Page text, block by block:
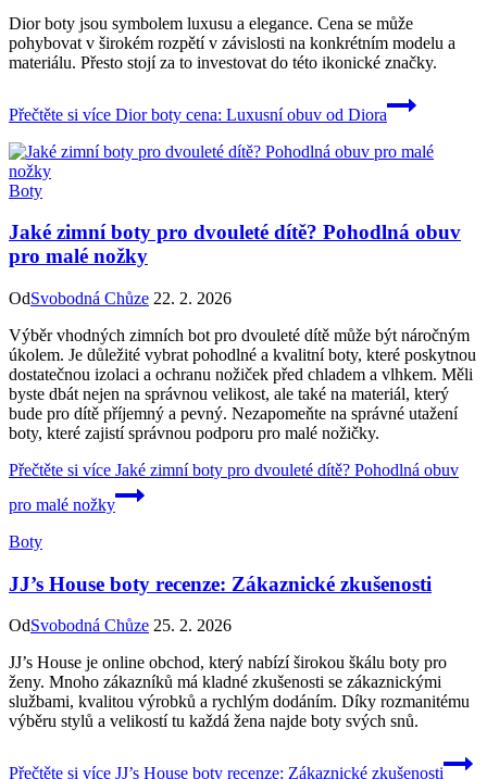
Dior boty jsou symbolem luxusu a elegance. Cena se může
pohybovat v širokém rozpětí v závislosti na konkrétním modelu a
materiálu. Přesto stojí za to investovat do této ikonické značky.
Přečtěte si více Dior boty cena: Luxusní obuv od Diora
Boty
Jaké zimní boty pro dvouleté dítě? Pohodlná obuv
pro malé nožky
OdSvobodná Chůze 22. 2. 2026
Výběr vhodných zimních bot pro dvouleté dítě může být náročným
úkolem. Je důležité vybrat pohodlné a kvalitní boty, které poskytnou
dostatečnou izolaci a ochranu nožiček před chladem a vlhkem. Měli
byste dbát nejen na správnou velikost, ale také na materiál, který
bude pro dítě příjemný a pevný. Nezapomeňte na správné utažení
boty, které zajistí správnou podporu pro malé nožičky.
Přečtěte si více Jaké zimní boty pro dvouleté dítě? Pohodlná obuv
pro malé nožky
Boty
JJ’s House boty recenze: Zákaznické zkušenosti
OdSvobodná Chůze 25. 2. 2026
JJ’s House je online obchod, který nabízí širokou škálu boty pro
ženy. Mnoho zákazníků má kladné zkušenosti se zákaznickými
službami, kvalitou výrobků a rychlým dodáním. Díky rozmanitému
výběru stylů a velikostí tu každá žena najde boty svých snů.
Přečtěte si více JJ’s House boty recenze: Zákaznické zkušenosti